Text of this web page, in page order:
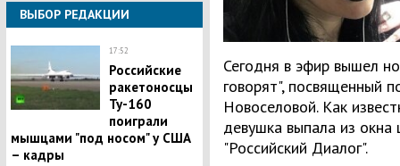
ВЫБОР РЕДАКЦИИ
17:52
Российские
ракетоносцы
Ту-160
поиграли
мышцами "под носом" у США
– кадры
Сегодня в эфир вышел
говорят", посвященный
Новоселовой. Как
девушка выпала из
"Российский Диалог".